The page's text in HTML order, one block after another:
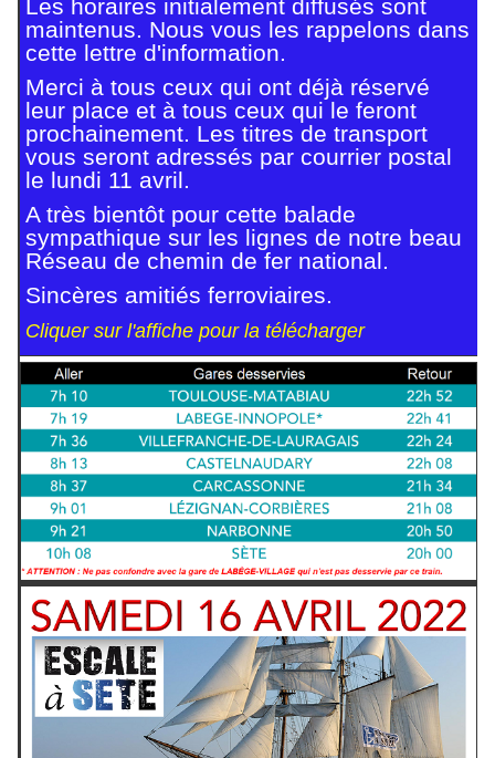
Les horaires initialement diffusés sont
maintenus. Nous vous les rappelons dans
cette lettre d'information.
Merci à tous ceux qui ont déjà réservé
leur place et à tous ceux qui le feront
prochainement. Les titres de transport
vous seront adressés par courrier postal
le lundi 11 avril.
A très bientôt pour cette balade
sympathique sur les lignes de notre beau
Réseau de chemin de fer national.
Sincères amitiés ferroviaires.
Cliquer sur l'affiche pour la télécharger